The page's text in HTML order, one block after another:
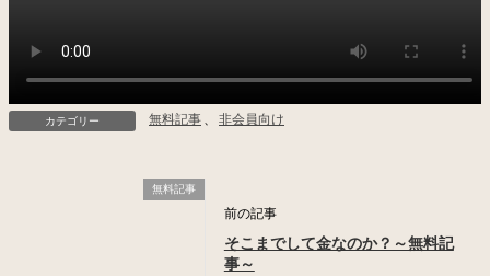
カテゴリー 無料記事 非会員向け
無料記事
前の記事
そこまでして金なのか？～無料記
事～